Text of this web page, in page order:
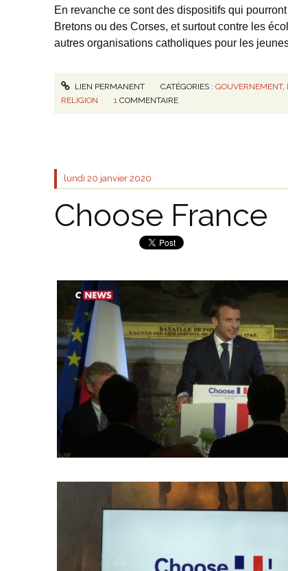
En revanche ce sont des dispositifs qui
Bretons ou des Corses, et surtout contre les
autres organisations catholiques pour les
LIEN PERMANENT CATÉGORIES :GOUVERNEMENT,
RELIGION
1 COMMENTAIRE
lundi 20 janvier 2020
Choose France